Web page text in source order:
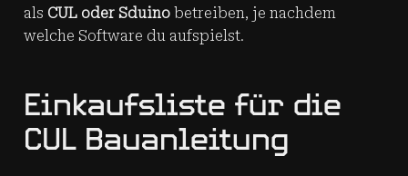
als CUL oder Sduinobetreiben, je nachdem
welche Software du aufspielst.
Einkaufsliste für die
CUL Bauanleitung